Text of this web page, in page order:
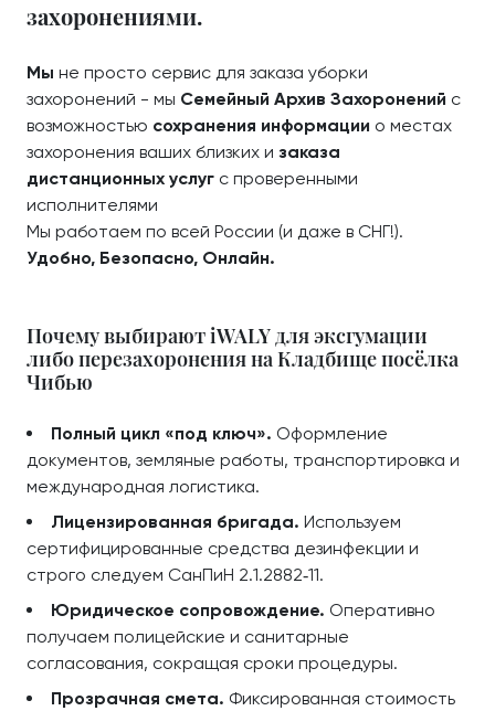
захоронениями.
Мы не просто сервис для заказа уборки
захоронений - мы Семейный Архив Захоронений с
возможностью сохранения информации о местах
захоронения ваших близких и заказа
дистанционных услуг с проверенными
исполнителями
Мы работаем по всей России (и даже в СНГ!).
Удобно, Безопасно, Онлайн.
Почему выбирают iWALY для эксгумации
либо перезахоронения на Кладбище посёлка
Чибью
Полный цикл «под ключ». Оформление
документов, земляные работы, транспортировка и
международная логистика.
Лицензированная бригада. Используем
сертифицированные средства дезинфекции и
строго следуем СанПиН 2.1.2882‑11.
Юридическое сопровождение. Оперативно
получаем полицейские и санитарные
согласования, сокращая сроки процедуры.
Прозрачная смета. Фиксированная стоимость